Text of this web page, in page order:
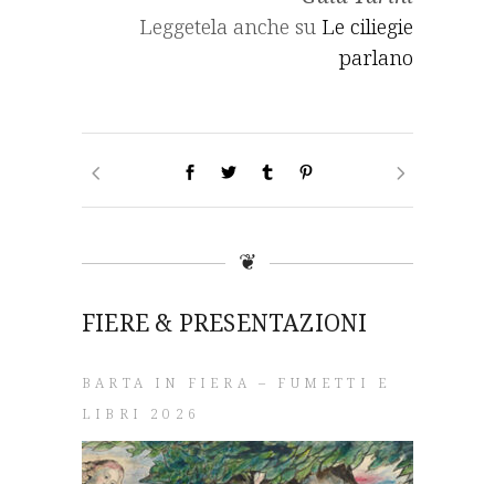
Leggetela anche su Le ciliegie
parlano
❦
FIERE & PRESENTAZIONI
BARTA IN FIERA – FUMETTI E
LIBRI 2026